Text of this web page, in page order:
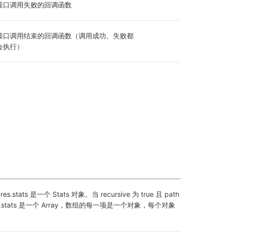
口调用失败的回调函数
口调用结束的回调函数（调用成功、失败都
执行）
是一个 Stats 对象。当 recursive 为 true 且 path
是一个 Array，数组的每一项是一个对象，每个对象